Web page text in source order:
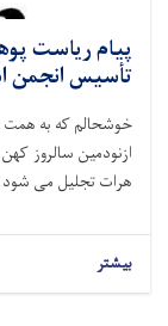
پیام ریاست
تأسیس انجمن
خوشحالم که به همت
ازنودمین سالروز
هرات تجلیل می شود
بیشتر